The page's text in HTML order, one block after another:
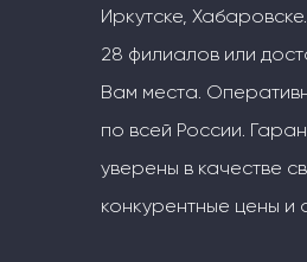
Иркутске,
28 филиалов или
Вам места.
по всей России.
уверены в качестве
конкурентные цены и